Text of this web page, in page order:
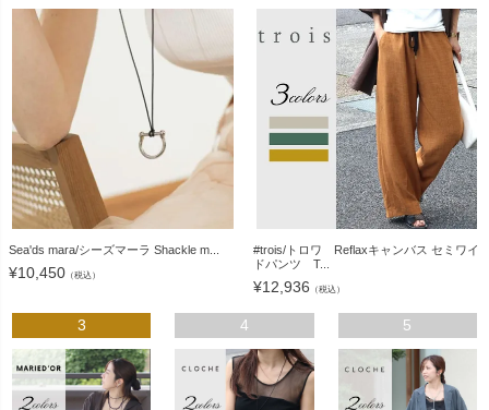
Sea'ds mara/シーズマーラ Shackle m...
¥10,450 （税込）
#trois/トロワ Reflaxキャンバス セミワイ
ドパンツ T...
¥12,936 （税込）
3 4 5